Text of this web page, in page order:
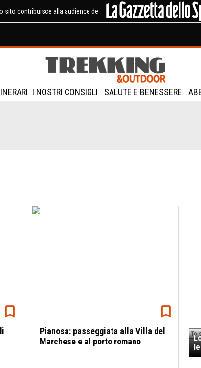
sito contribuisce alla audience de
I NOSTRI CONSIGLI SALUTE E BENESSERE
Pianosa: passeggiata alla Villa del
Marchese e al porto romano